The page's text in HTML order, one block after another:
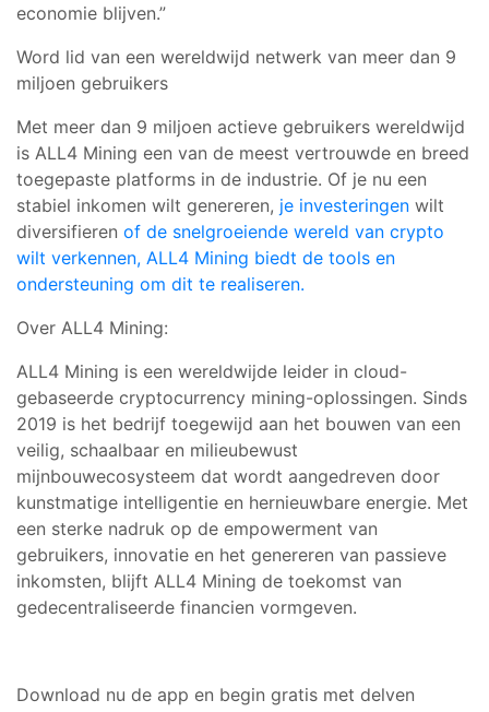
economie blijven.”
Word lid van een wereldwijd netwerk van meer dan 9
miljoen gebruikers
Met meer dan 9 miljoen actieve gebruikers wereldwijd
is ALL4 Mining een van de meest vertrouwde en breed
toegepaste platforms in de industrie. Of je nu een
stabiel inkomen wilt genereren, je investeringen wilt
diversifieren of de snelgroeiende wereld van crypto
wilt verkennen, ALL4 Mining biedt de tools en
ondersteuning om dit te realiseren.
Over ALL4 Mining:
ALL4 Mining is een wereldwijde leider in cloud-
gebaseerde cryptocurrency mining-oplossingen. Sinds
2019 is het bedrijf toegewijd aan het bouwen van een
veilig, schaalbaar en milieubewust
mijnbouwecosysteem dat wordt aangedreven door
kunstmatige intelligentie en hernieuwbare energie. Met
een sterke nadruk op de empowerment van
gebruikers, innovatie en het genereren van passieve
inkomsten, blijft ALL4 Mining de toekomst van
gedecentraliseerde financien vormgeven.
Download nu de app en begin gratis met delven